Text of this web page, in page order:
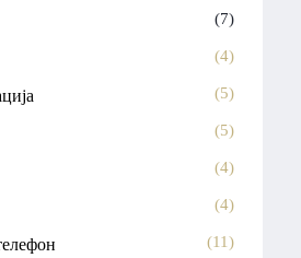
(7)
(4)
(5)
(5)
(4)
(4)
(11)